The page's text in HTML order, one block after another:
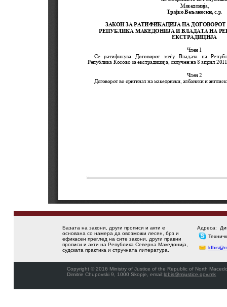
Базата на закони, други прописи и акти е
основана со намера да овозможи лесен, брз и
ефикасен преглед на сите закони, други правни
прописи и акти на Република Северна Македонија,
судската практика и стручната литература.
Адреса:
Copyright © 2016 Ministry of Justice of the Republic of North
Dimitrie Chupovski 9, 1000 Skopje, email:ldbis@mjustice.gov.mk